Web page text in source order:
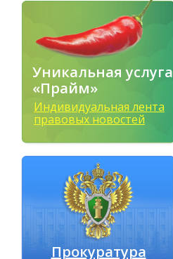
Уникальная услуга
«Прайм»
Индивидуальная лента
правовых новостей
Прокуратура